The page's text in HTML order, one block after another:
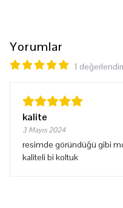
Yorumlar
1
kalite
3 Mayıs 2024
resimde göründüğü gibi
kaliteli bi koltuk